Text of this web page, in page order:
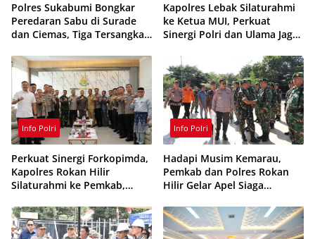
Polres Sukabumi Bongkar
Peredaran Sabu di Surade
dan Ciemas, Tiga Tersangka
Kapolres Lebak Silaturahmi
ke Ketua MUI, Perkuat
Sinergi Polri dan Ulama Jaga
Info Polri
Perkuat Sinergi Forkopimda,
Kapolres Rokan Hilir
Silaturahmi ke Pemkab,
Info Polri
Hadapi Musim Kemarau,
Pemkab dan Polres Rokan
Hilir Gelar Apel Siaga
Sinergi Cegah Kebakaran